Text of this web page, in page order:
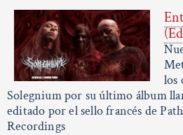
los
Solegnium por su último álbum
editado por el sello francés de
Recordings